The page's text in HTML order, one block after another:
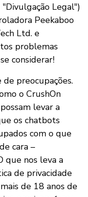
Legal")
Peekaboo
Ltd. e
problemas
considerar!
preocupações.
o CrushOn
levar a
os chatbots
com o que
cara –
que nos leva a
de privacidade
de 18 anos de